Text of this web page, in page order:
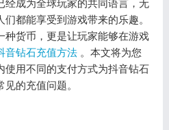
经成为全球玩家的共同语言，无
都能享受到游戏带来的乐趣。
种货币，更是让玩家能够在游戏
音钻石充值方法。本文将为您
使用不同的支付方式为抖音钻石
的充值问题。